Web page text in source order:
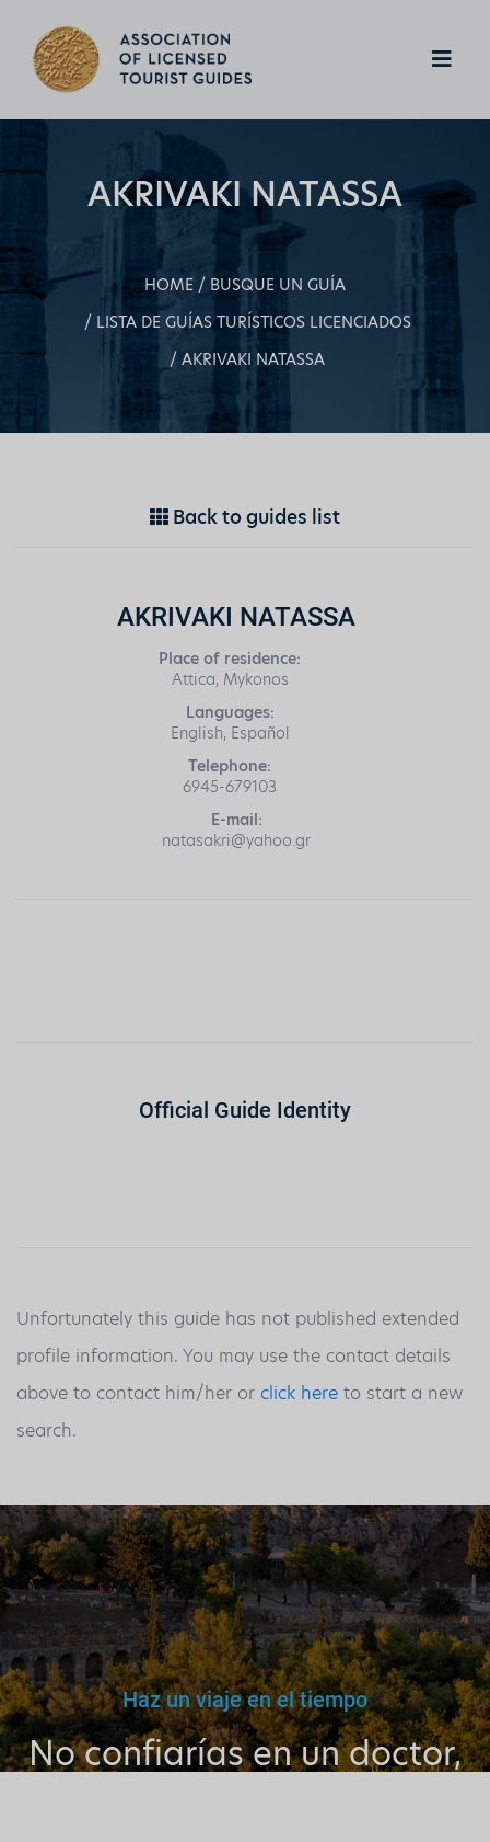
AKRIVAKI NATASSA
HOME
BUSQUE UN GUÍA
LISTA DE GUÍAS TURÍSTICOS LICENCIADOS
AKRIVAKI NATASSA
Back to guides list
AKRIVAKI NATASSA
Place of residence:
Attica, Mykonos
Languages:
English, Español
Telephone:
6945-679103
E-mail:
natasakri@yahoo.gr
Official Guide Identity
Unfortunately this guide has not published extended
profile information. You may use the contact details
above to contact him/her or click here to start a new
search.
Haz un viaje en el tiempo
No confiarías en un doctor,